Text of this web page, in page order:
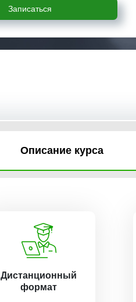
Записаться
Описание курса
Дистанционный
формат